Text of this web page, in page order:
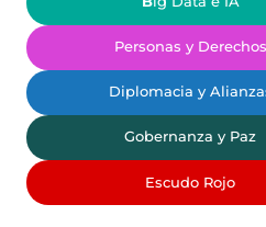
Personas y Derechos
Diplomacia y
Gobernanza y Paz
Escudo Rojo